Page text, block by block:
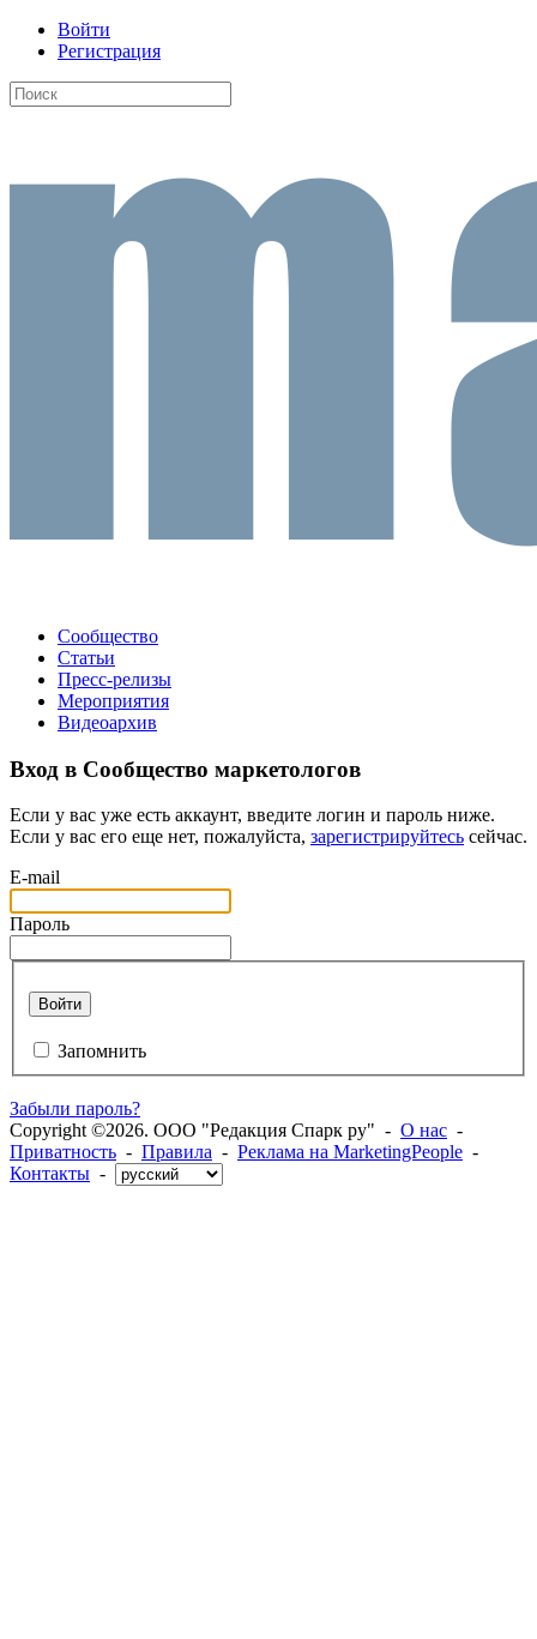
Войти
Регистрация
Сообщество
Статьи
Пресс-релизы
Мероприятия
Видеоархив
Вход в Сообщество маркетологов
Если у вас уже есть аккаунт, введите логин и пароль ниже.
Если у вас его еще нет, пожалуйста, зарегистрируйтесь сейчас.
E-mail
Пароль
Войти
Запомнить
Забыли пароль?
Copyright ©2026. ООО "Редакция Спарк ру" - О нас -
Приватность - Правила - Реклама на MarketingPeople -
Контакты -